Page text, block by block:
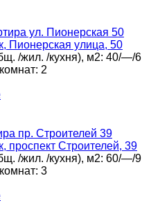
ул. Пионерская 50
Пионерская улица, 50
/жил. /кухня), м2: 40/—/6
2
пр. Строителей 39
проспект Строителей, 39
/жил. /кухня), м2: 60/—/9
3